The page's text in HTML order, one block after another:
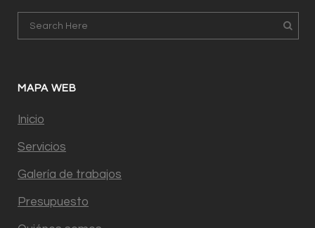
MAPA WEB
Inicio
Servicios
Galería de trabajos
Presupuesto